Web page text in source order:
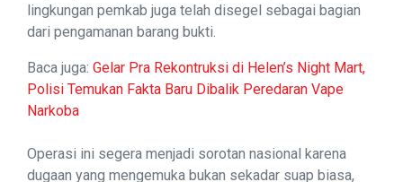
lingkungan pemkab juga telah disegel sebagai bagian
dari pengamanan barang bukti.
Baca juga: Gelar Pra Rekontruksi di Helen’s Night Mart,
Polisi Temukan Fakta Baru Dibalik Peredaran Vape
Narkoba
Operasi ini segera menjadi sorotan nasional karena
dugaan yang mengemuka bukan sekadar suap biasa,